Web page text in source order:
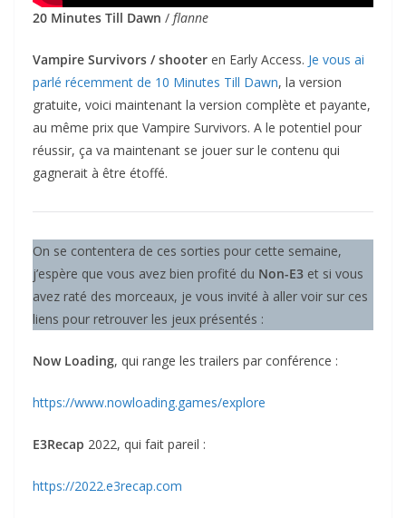
20 Minutes Till Dawn / flanne
Vampire Survivors / shooter en Early Access. Je vous ai
parlé récemment de 10 Minutes Till Dawn, la version
gratuite, voici maintenant la version complète et payante,
au même prix que Vampire Survivors. A le potentiel pour
réussir, ça va maintenant se jouer sur le contenu qui
gagnerait à être étoffé.
On se contentera de ces sorties pour cette semaine,
j’espère que vous avez bien profité du Non-E3 et si vous
avez raté des morceaux, je vous invité à aller voir sur ces
liens pour retrouver les jeux présentés :
Now Loading, qui range les trailers par conférence :
https://www.nowloading.games/explore
E3Recap 2022, qui fait pareil :
https://2022.e3recap.com